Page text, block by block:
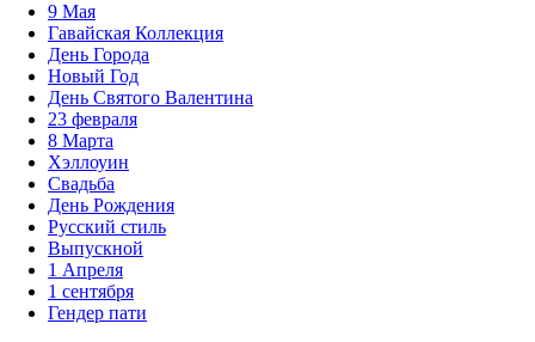
9 Мая
Гавайская Коллекция
День Города
Новый Год
День Святого Валентина
23 февраля
8 Марта
Хэллоуин
Свадьба
День Рождения
Русский стиль
Выпускной
1 Апреля
1 сентября
Гендер пати